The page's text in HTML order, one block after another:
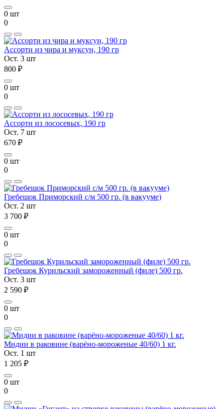
0 шт
0
Ассорти из чира и муксун, 190 гр
Ост. 3 шт
800 ₽
0 шт
0
Ассорти из лососевых, 190 гр
Ост. 7 шт
670 ₽
0 шт
0
Гребешок Приморский с/м 500 гр. (в вакууме)
Ост. 2 шт
3 700 ₽
0 шт
0
Гребешок Курильский замороженный (филе) 500 гр.
Ост. 3 шт
2 590 ₽
0 шт
0
Мидии в раковине (варёно-мороженые 40/60) 1 кг.
Ост. 1 шт
1 205 ₽
0 шт
0